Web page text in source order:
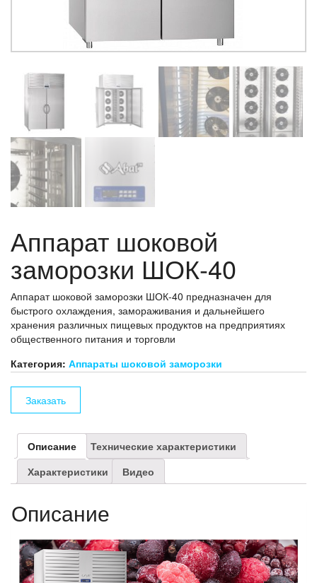
Аппарат шоковой
заморозки ШОК-40
Аппарат шоковой заморозки ШОК-40 предназначен для
быстрого охлаждения, замораживания и дальнейшего
хранения различных пищевых продуктов на предприятиях
общественного питания и торговли
Категория: Аппараты шоковой заморозки
Заказать
Описание
Технические характеристики
Характеристики
Видео
Описание